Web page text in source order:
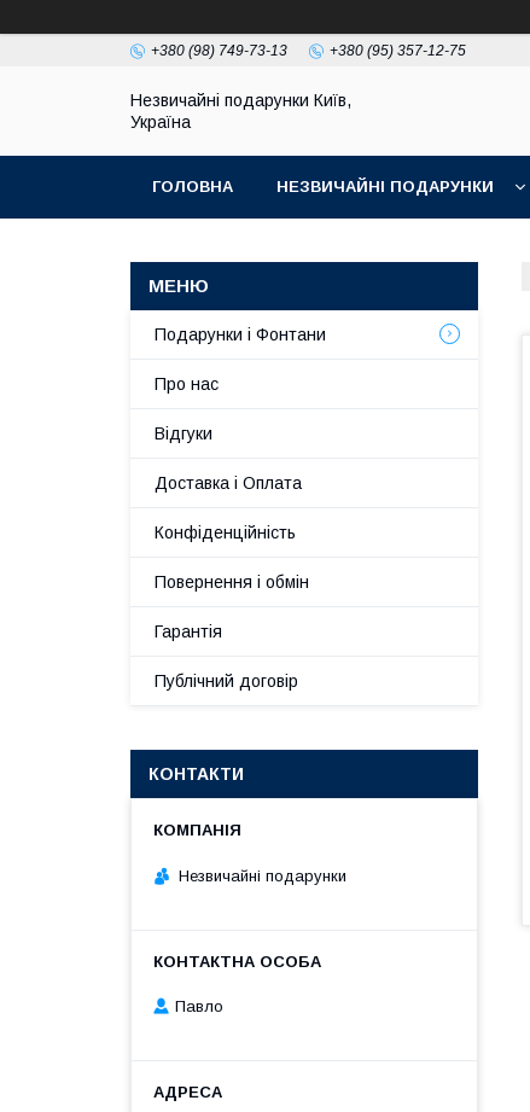
+380 (98) 749-73-13 +380 (95) 357-12-75
Незвичайні подарунки Київ,
Україна
ГОЛОВНА НЕЗВИЧАЙНІ ПОДАРУНКИ
Подарунки і Фонтани
Про нас
Відгуки
Доставка і Оплата
Конфіденційність
Повернення і обмін
Гарантія
Публічний договір
КОНТАКТИ
Незвичайні подарунки
Павло